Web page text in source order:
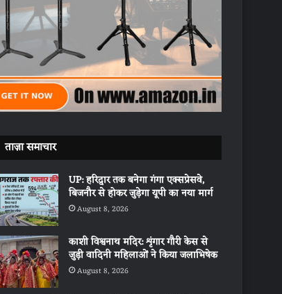
ताज़ा समाचार
UP: हरिद्वार तक बनेगा गंगा एक्सप्रेसवे,
बिजनौर से होकर जुड़ेगा यूपी का नया मार्ग
August 8, 2026
काशी विश्वनाथ मदिर: शृंगार गौरी केस से
जुड़ी वादिनी महिलाओं ने किया जलाभिषेक
August 8, 2026